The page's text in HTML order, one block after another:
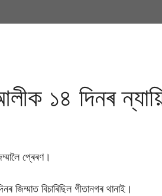
১৪ দিনৰ
প্ৰেৰণ।
জিম্মাত বিচাৰিছিল গীতানগৰ থানাই।